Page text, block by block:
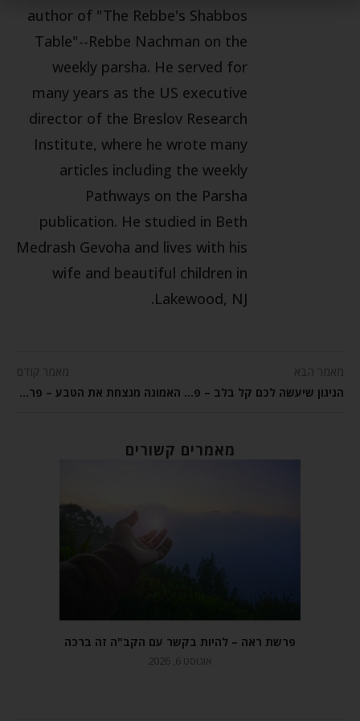
author of "The Rebbe's Shabbos
Table"--Rebbe Nachman on the
weekly parsha. He served for
many years as the US executive
director of the Breslov Research
Institute, where he wrote many
articles including the weekly
Pathways on the Parsha
publication. He studied in Beth
Medrash Gevoha and lives with his
wife and beautiful children in
Lakewood, NJ.
מאמר הבא
הניגון שיעשה לכם קל בלב – פרשת השבוע בא
מאמר קודם
האמונה מנצחת את הטבע – פרשת השבוע בא
מאמרים קשורים
פרשת ראה – להיות בקשר עם הקב"ה זה ברכה
אוגוסט 6, 2026